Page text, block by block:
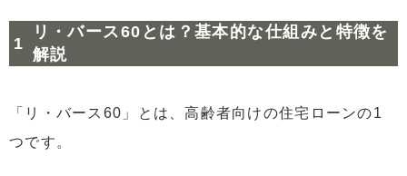
3.3 不安や恐怖を抱く人々の声
リ・バース60とは？基本的な仕組みと特徴を
解説
「リ・バース60」とは、高齢者向けの住宅ローンの1
つです。